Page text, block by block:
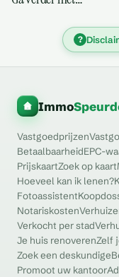
?
Immo
Vastgoedprijzen
BetaalbaarheidEPC-
PrijskaartZoek op kaart
Hoeveel kan ik lenen?
Fotoassistent
Notariskosten
Verkocht per stad
Je huis renoverenZelf
Zoek een deskundige
Promoot uw kantoor